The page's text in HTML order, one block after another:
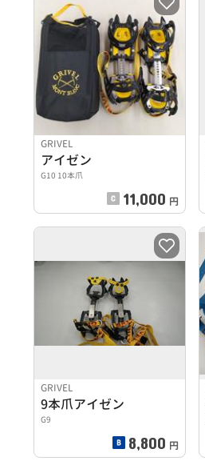
GRIVEL
アイゼン
G10 10本爪
11,000 円
GRIVEL
9本爪アイゼン
G9
8,800 円